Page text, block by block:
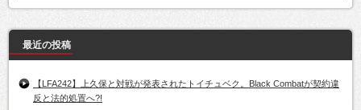
最近の投稿
【LFA242】上久保と対戦が発表されたトイチュベク。Black Combatが契約違
反と法的処置へ?!